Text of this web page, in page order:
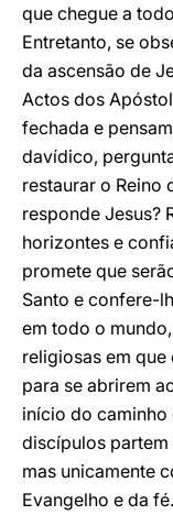
que chegue a
Entretanto, se
da ascensão de
Actos dos
fechada e
davídico,
restaurar o Reino
responde Jesus?
horizontes e
promete que
Santo e confere-
em todo o
religiosas em
para se abrirem
início do caminho
discípulos partem
mas unicamente
Evangelho e da